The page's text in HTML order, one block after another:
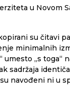
u Novom
su čitavi
minimalnih
umesto „s toga“
sadržaja
navođeni ni u